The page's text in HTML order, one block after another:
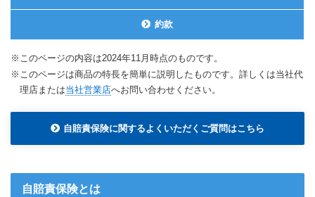
約款
※このページの内容は2024年11月時点のものです。
※このページは商品の特長を簡単に説明したものです。詳しくは当社代
理店または当社営業店へお問い合わせください。
自賠責保険に関するよくいただくご質問はこちら
自賠責保険とは